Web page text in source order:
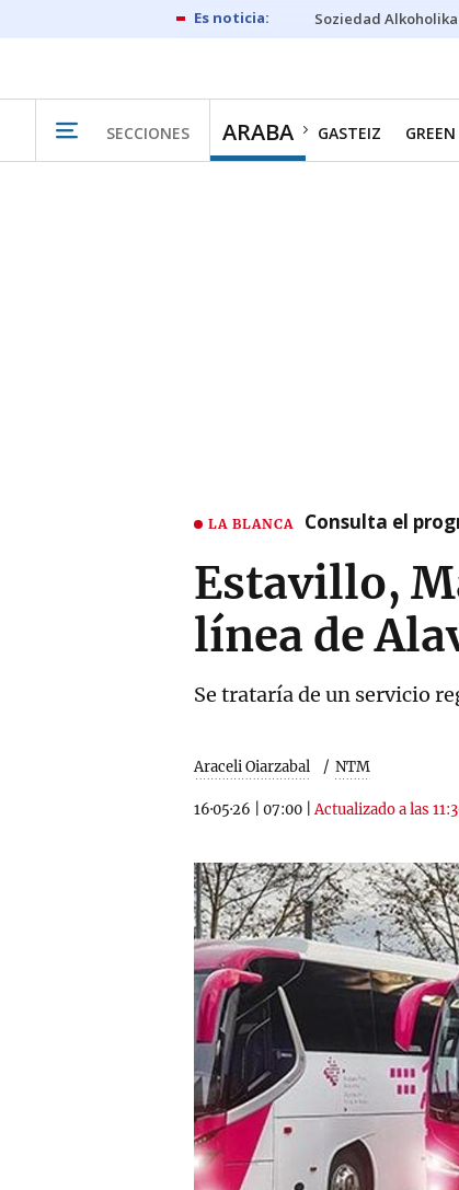
Soziedad Alkoholika
SECCIONES ARABA GASTEIZ
LA BLANCA Consulta el
Estavillo,
línea de
Se trataría de un servicio
Araceli Oiarzabal NTM
16·05·26 07:00 |Actualizado a las